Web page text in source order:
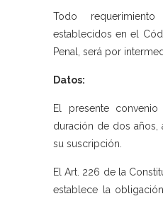
Todo
establecidos en el
Penal, será por
Datos:
El presente
duración de dos años,
su suscripción.
El Art. 226 de la
establece la